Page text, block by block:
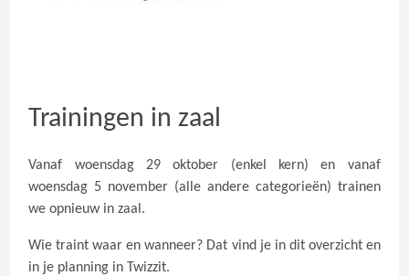
Trainingen in zaal
Vanaf woensdag 29 oktober (enkel kern) en vanaf
woensdag 5 november (alle andere categorieën) trainen
we opnieuw in zaal.
Wie traint waar en wanneer? Dat vind je in dit overzicht en
in je planning in Twizzit.